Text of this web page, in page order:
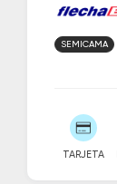
SEMICAMA
TARJETA